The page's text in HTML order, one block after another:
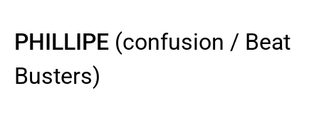
PHILLIPE (confusion / Beat
Busters)